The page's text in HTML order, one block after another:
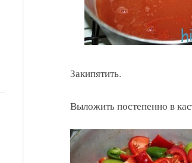
Закипятить.
Выложить постепенно в